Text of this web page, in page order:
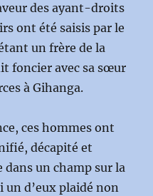
des ayant-droits
ont été saisis par le
un frère de la
foncier avec sa sœur
à Gihanga.
ces hommes ont
décapité et
dans un champ sur la
un d’eux plaidé non